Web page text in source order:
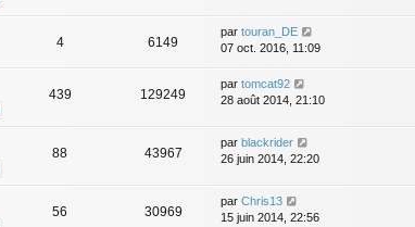
4 6149
par touran_DE
07 oct. 2016, 11:09
439 129249
par tomcat92
28 août 2014, 21:10
88 43967
par blackrider
26 juin 2014, 22:20
56 30969
par Chris13
15 juin 2014, 22:56